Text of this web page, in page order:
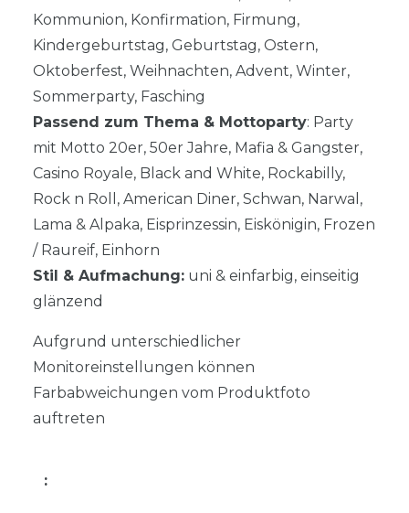
Kommunion, Konfirmation, Firmung,
Kindergeburtstag, Geburtstag, Ostern,
Oktoberfest, Weihnachten, Advent, Winter,
Sommerparty, Fasching
Passend zum Thema & Mottoparty: Party
mit Motto 20er, 50er Jahre, Mafia & Gangster,
Casino Royale, Black and White, Rockabilly,
Rock n Roll, American Diner, Schwan, Narwal,
Lama & Alpaka, Eisprinzessin, Eiskönigin, Frozen
/ Raureif, Einhorn
Stil & Aufmachung: uni & einfarbig, einseitig
glänzend
Aufgrund unterschiedlicher
Monitoreinstellungen können
Farbabweichungen vom Produktfoto
auftreten
: